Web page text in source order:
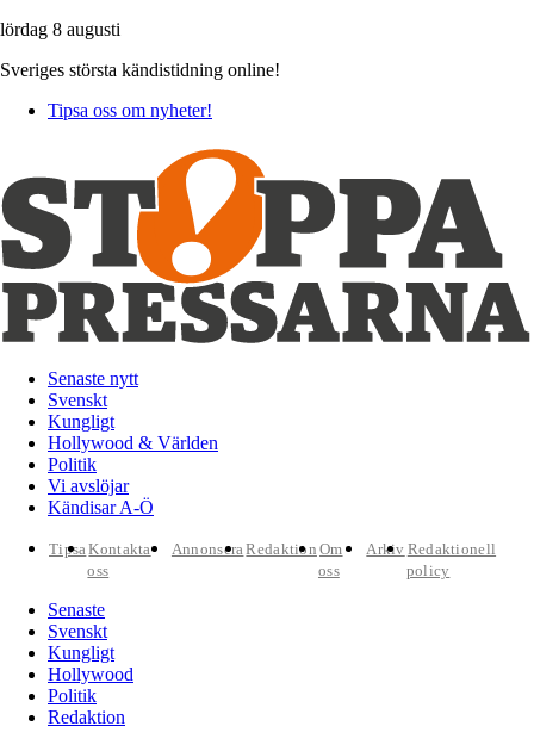
lördag 8 augusti
Sveriges största kändistidning online!
Tipsa oss om nyheter!
Senaste nytt
Svenskt
Kungligt
Hollywood & Världen
Politik
Vi avslöjar
Kändisar A-Ö
TipsaKontakta
oss
AnnonseraRedaktion Om
oss
Arkiv Redaktionell
policy
Senaste
Svenskt
Kungligt
Hollywood
Politik
Redaktion